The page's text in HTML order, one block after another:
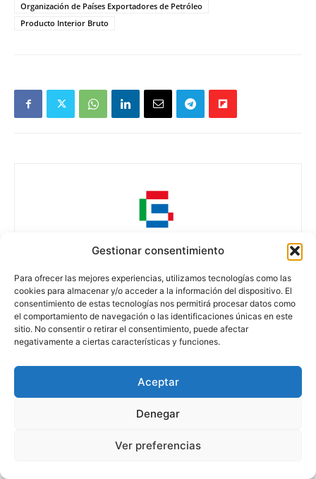
Gestionar consentimiento
Para ofrecer las mejores experiencias, utilizamos tecnologías como las
cookies para almacenar y/o acceder a la información del dispositivo. El
consentimiento de estas tecnologías nos permitirá procesar datos como
el comportamiento de navegación o las identificaciones únicas en este
sitio. No consentir o retirar el consentimiento, puede afectar
negativamente a ciertas características y funciones.
Aceptar
Denegar
Ver preferencias
Organización de Países Exportadores de Petróleo
Producto Interior Bruto
https://guineainfomarket.com/
Negocios, empresas y noticias económicas de Guinea Ecuatorial.
Apoyando #InvestEG , #EG2020 ,#GEEnergia2019
#EGChallenge #YearofEnergy2019